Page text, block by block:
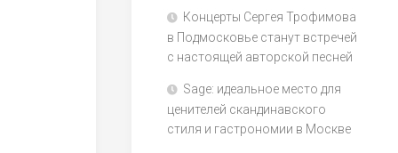
Концерты Сергея Трофимова
в Подмосковье станут встречей
с настоящей авторской песней
Sage: идеальное место для
ценителей скандинавского
стиля и гастрономии в Москве